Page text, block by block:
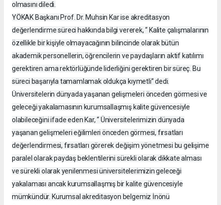
olmasını diledi.
YÖKAK Başkanı Prof. Dr. Muhsin Kar ise akreditasyon
değerlendirme süreci hakkında bilgi vererek, “ Kalite çalışmalarının
özellikle bir kişiyle olmayacağının bilincinde olarak bütün
akademik personellerin, öğrencilerin ve paydaşların aktif katılımı
gerektiren ama rektörlüğünde liderliğini gerektiren bir süreç. Bu
süreci başarıyla tamamlamak oldukça kıymetli” dedi.
Üniversitelerin dünyada yaşanan gelişmeleri önceden görmesi ve
geleceği yakalamasının kurumsallaşmış kalite güvencesiyle
olabileceğini ifade eden Kar, “ Üniversitelerimizin dünyada
yaşanan gelişmeleri eğilimleri önceden görmesi, fırsatları
değerlendirmesi, fırsatları görerek değişim yönetmesi bu gelişime
paralel olarak paydaş beklentilerini sürekli olarak dikkate alması
ve sürekli olarak yenilenmesi üniversitelerimizin geleceği
yakalaması ancak kurumsallaşmış bir kalite güvencesiyle
mümkündür. Kurumsal akreditasyon belgemiz İnönü